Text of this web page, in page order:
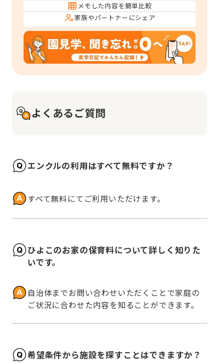
メモした内容を簡単比較
家族やパートナーにシェア
よくあるご質問
エンクルの利用はすべて無料ですか？
すべて無料にてご利用いただけます。
ひよこのお家の保育料について詳しく知りた
いです。
自治体までお問い合わせいただくことで家庭の
ご状況に合わせた内容を知ることができます。
希望条件から施設を探すことはできますか？